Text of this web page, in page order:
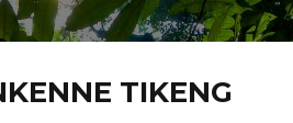
TIKENG